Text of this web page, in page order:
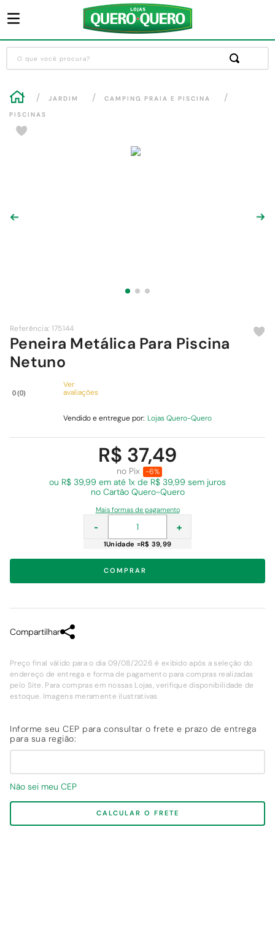
O que você procura?
JARDIM
CAMPING PRAIA E PISCINA
PISCINAS
Referência: 175144
Peneira Metálica Para Piscina
Netuno
0(0)
Ver
avaliações
Vendido e entregue por: Lojas Quero-Quero
R$ 37,49
no Pix -6%
ou R$ 39,99 em até 1x de R$ 39,99 sem juros
no Cartão Quero-Quero
Mais formas de pagamento
+
-
1Unidade =R$ 39,99
COMPRAR
Compartilhar
Preço final válido para o dia 09/08/2026 é exibido após a seleção do
endereço de entrega e forma de pagamento para compras realizadas
pelo Site. Para compras em nossas Lojas, verifique disponibilidade de
estoque. Imagens meramente ilustrativas
Não sei meu CEP
CALCULAR O FRETE
1º
guarda roupa
º cozinha completa
6